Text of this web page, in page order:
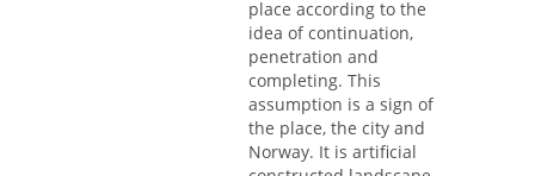
place according to the
idea of continuation,
penetration and
completing. This
assumption is a sign of
the place, the city and
Norway. It is artificial